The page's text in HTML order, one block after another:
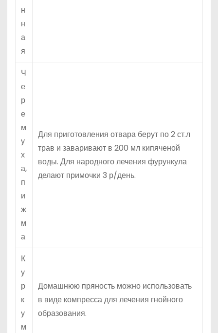
н
н
а
я
Ч
е
р
е
м
у
х
а,
п
и
ж
м
а
Для приготовления отвара берут по 2 ст.л
трав и заваривают в 200 мл кипяченой
воды. Для народного лечения фурункула
делают примочки 3 р/день.
К
у
р
к
у
м
Домашнюю пряность можно использовать
в виде компресса для лечения гнойного
образования.